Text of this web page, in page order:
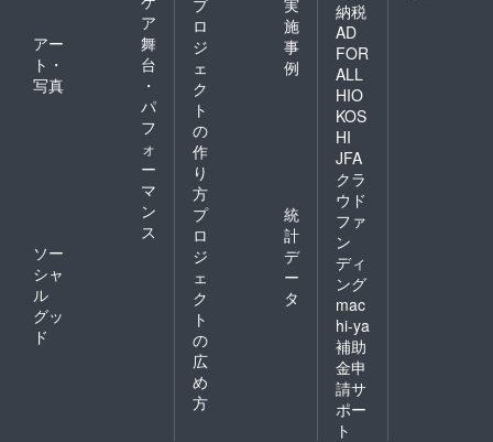
ア
アー
ト・
写真
舞
台
・
パ
フ
ォ
ー
マ
ン
ス
ソー
シャ
ル
グッ
ド
ロ
ジ
ェ
ク
ト
の
作
り
方
施
事
例
プ
ロ
ジ
ェ
ク
ト
の
広
め
方
統
計
デ
ー
タ
納税
AD
FOR
ALL
HIO
KOS
HI
JFA
クラ
ウド
ファ
ン
ディ
ング
mac
hi-ya
補助
金申
請サ
ポー
ト